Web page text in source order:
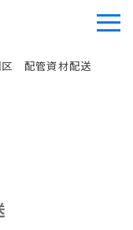
区 配管資材配送